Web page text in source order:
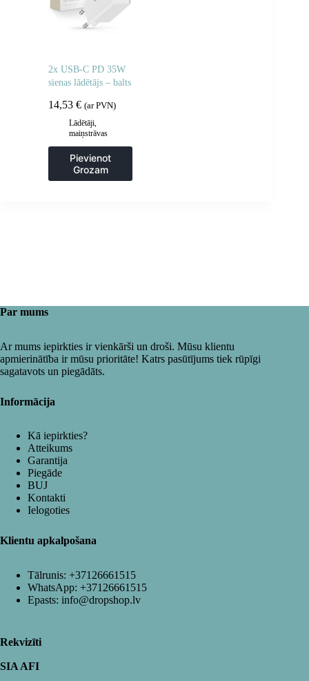
2x USB-C PD 35W
sienas lādētājs – balts
14,53 € (ar PVN)
Lādētāji,
maiņstrāvas
Pievienot
Grozam
Par mums
Ar mums iepirkties ir vienkārši un droši. Mūsu klientu
apmierinātība ir mūsu prioritāte! Katrs pasūtījums tiek rūpīgi
sagatavots un piegādāts.
Informācija
Kā iepirkties?
Atteikums
Garantija
Piegāde
BUJ
Kontakti
Ielogoties
Klientu apkalpošana
Tālrunis: +37126661515
WhatsApp: +37126661515
Epasts: info@dropshop.lv
Rekvizīti
SIA AFI